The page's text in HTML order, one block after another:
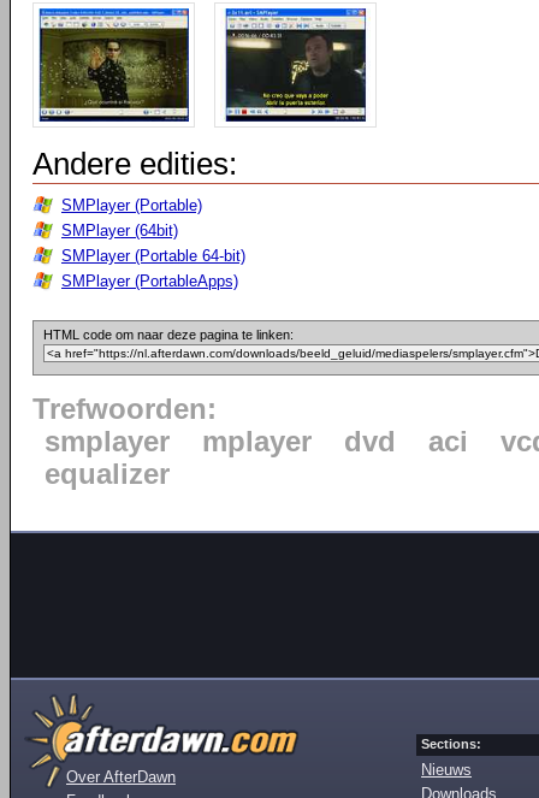
Andere edities:
SMPlayer (Portable)
SMPlayer (64bit)
SMPlayer (Portable 64-bit)
SMPlayer (PortableApps)
HTML code om naar deze pagina te linken:
Trefwoorden:
smplayer
mplayer dvd aci
equalizer
Over AfterDawn
Sections:
Nieuws
Downloads